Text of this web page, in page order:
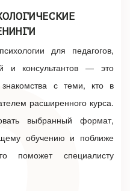
для педагогов,
и консультантов — это
с теми, кто в
расширенного курса.
выбранный формат,
обучению и поближе
поможет специалисту